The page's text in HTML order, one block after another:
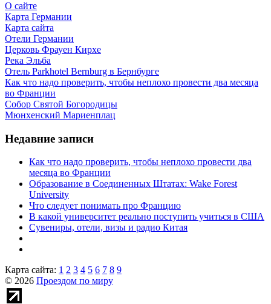
О сайте
Карта Германии
Карта сайта
Отели Германии
Церковь Фрауен Кирхе
Река Эльба
Отель Parkhotel Bernburg в Бернбурге
Как что надо проверить, чтобы неплохо провести два месяца
во Франции
Собор Святой Богородицы
Мюнхенский Мариенплац
Недавние записи
Как что надо проверить, чтобы неплохо провести два
месяца во Франции
Образование в Соединенных Штатах: Wake Forest
University
Что следует понимать про Францию
В какой университет реально поступить учиться в США
Сувениры, отели, визы и радио Китая
Карта сайта: 1 2 3 4 5 6 7 8 9
© 2026 Проездом по миру